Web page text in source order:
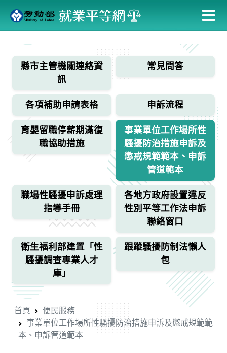
主
縣市主管機關連絡資
訊
常見問答
各項補助申請表格 申訴流程
育嬰留職停薪期滿復
職協助措施
事業單位工作場所性
騷擾防治措施申訴及
懲戒規範範本、申訴
管道範本
職場性騷擾申訴處理
指導手冊
各地方政府設置違反
性別平等工作法申訴
聯絡窗口
衛生福利部建置「性
騷擾調查專業人才
庫」
跟蹤騷擾防制法懶人
包
首頁
便民服務
事業單位工作場所性騷擾防治措施申訴及懲戒規範範
本、申訴管道範本